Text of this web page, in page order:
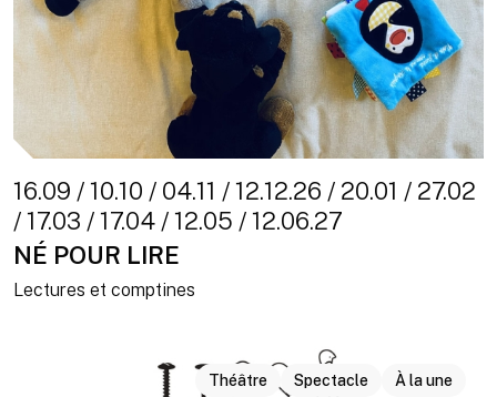
16.09 / 10.10 / 04.11 / 12.12.26 / 20.01 / 27.02
/ 17.03 / 17.04 / 12.05 / 12.06.27
NÉ POUR LIRE
Lectures et comptines
Théâtre Spectacle À la une